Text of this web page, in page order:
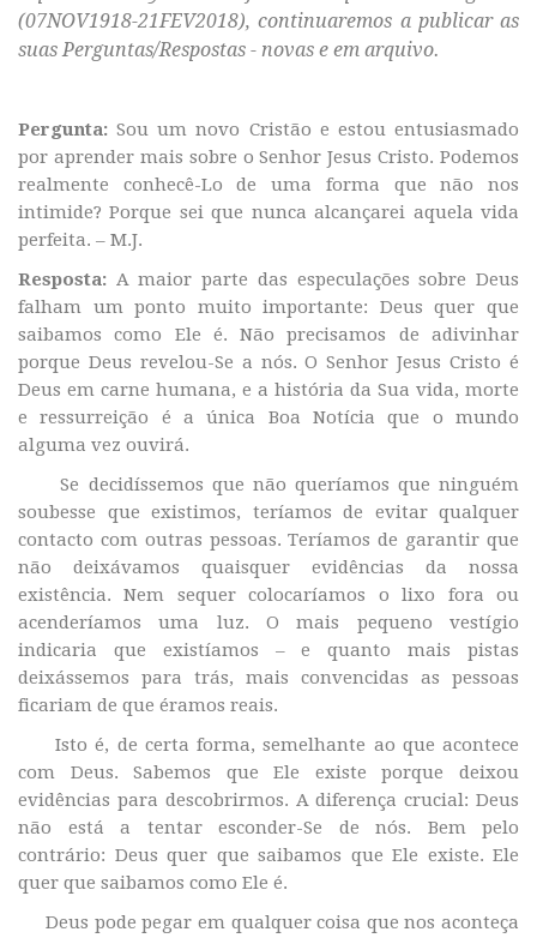
(07NOV1918-21FEV2018), continuaremos a publicar as
suas Perguntas/Respostas - novas e em arquivo.
Pergunta:Sou um novo Cristão e estou entusiasmado
por aprender mais sobre o Senhor Jesus Cristo. Podemos
realmente conhecê-Lo de uma forma que não nos
intimide? Porque sei que nunca alcançarei aquela vida
perfeita. – M.J.
Resposta: A maior parte das especulações sobre Deus
falham um ponto muito importante: Deus quer que
saibamos como Ele é. Não precisamos de adivinhar
porque Deus revelou-Se a nós. O Senhor Jesus Cristo é
Deus em carne humana, e a história da Sua vida, morte
e ressurreição é a única Boa Notícia que o mundo
alguma vez ouvirá.
Se decidíssemos que não queríamos que ninguém
soubesse que existimos, teríamos de evitar qualquer
contacto com outras pessoas. Teríamos de garantir que
não deixávamos quaisquer evidências da nossa
existência. Nem sequer colocaríamos o lixo fora ou
acenderíamos uma luz. O mais pequeno vestígio
indicaria que existíamos – e quanto mais pistas
deixássemos para trás, mais convencidas as pessoas
ficariam de que éramos reais.
Isto é, de certa forma, semelhante ao que acontece
com Deus. Sabemos que Ele existe porque deixou
evidências para descobrirmos. A diferença crucial: Deus
não está a tentar esconder-Se de nós. Bem pelo
contrário: Deus quer que saibamos que Ele existe. Ele
quer que saibamos como Ele é.
Deus pode pegar em qualquer coisa que nos aconteça